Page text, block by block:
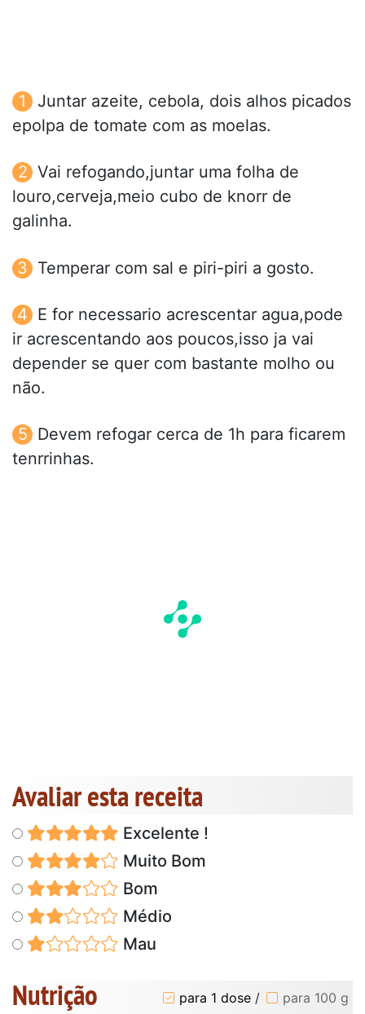
Juntar azeite, cebola, dois alhos picados
epolpa de tomate com as moelas.
Vai refogando,juntar uma folha de
louro,cerveja,meio cubo de knorr de
galinha.
Temperar com sal e piri-piri a gosto.
E for necessario acrescentar agua,pode
ir acrescentando aos poucos,isso ja vai
depender se quer com bastante molho ou
não.
Devem refogar cerca de 1h para ficarem
tenrrinhas.
Avaliar esta receita
Excelente !
Muito Bom
Bom
Médio
Mau
Nutrição para 1 dose / para 100 g